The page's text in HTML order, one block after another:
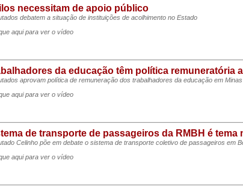
necessitam de apoio público
debatem a situação de instituições de acolhimento no Estado
aqui para ver o vídeo
da educação têm política remuneratória
aprovam política de remuneração dos trabalhadores da educação em
aqui para ver o vídeo
de transporte de passageiros da RMBH é tema
Celinho põe em debate o sistema de transporte coletivo de passageiros em
aqui para ver o vídeo